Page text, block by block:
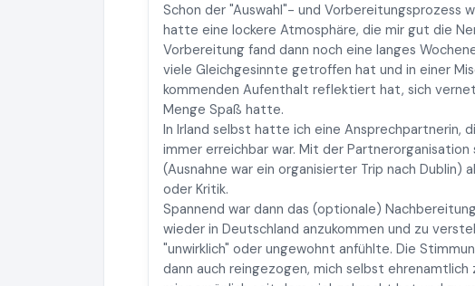
Schon der "Auswahl"- und Vorbereitungsprozess
hatte eine lockere Atmosphäre, die mir gut die
Vorbereitung fand dann noch eine langes
viele Gleichgesinnte getroffen hat und in einer
kommenden Aufenthalt reflektiert hat, sich
Menge Spaß hatte.
In Irland selbst hatte ich eine Ansprechpartnerin,
immer erreichbar war. Mit der
(Ausnahne war ein organisierter Trip nach Dublin)
oder Kritik.
Spannend war dann das (optionale)
wieder in Deutschland anzukommen und zu
"unwirklich" oder ungewohnt anfühlte. Die
dann auch reingezogen, mich selbst